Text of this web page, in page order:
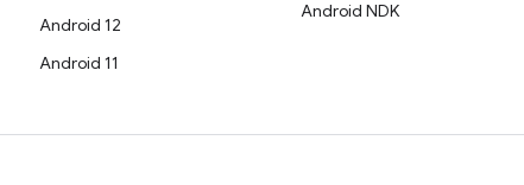
Android 12
Android 11
Android NDK